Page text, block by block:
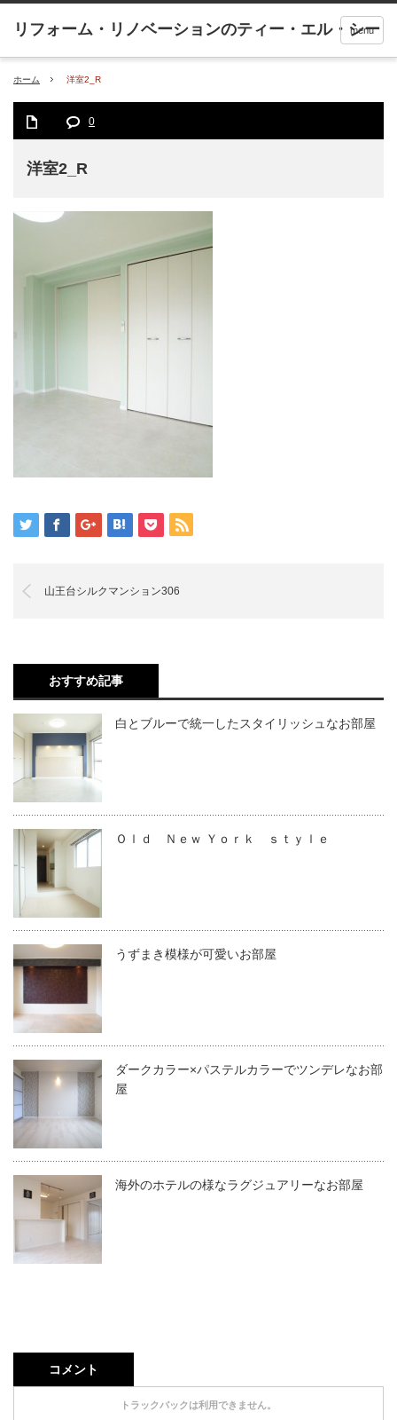
menu
ホーム 洋室2_R
0
洋室2_R
山王台シルクマンション306
おすすめ記事
白とブルーで統一したスタイリッシュなお部屋
Ｏｌｄ Ｎｅｗ Ｙｏｒｋ ｓｔｙｌｅ
うずまき模様が可愛いお部屋
ダークカラー×パステルカラーでツンデレなお部
屋
海外のホテルの様なラグジュアリーなお部屋
コメント
トラックバックは利用できません。